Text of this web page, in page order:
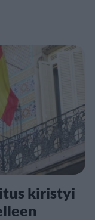
kiristyi